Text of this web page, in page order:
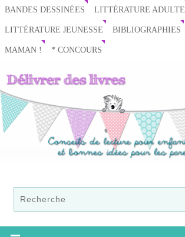
BANDES DESSINÉES LITTÉRATURE ADULTE
LITTÉRATURE JEUNESSE BIBLIOGRAPHIES
MAMAN ! * CONCOURS